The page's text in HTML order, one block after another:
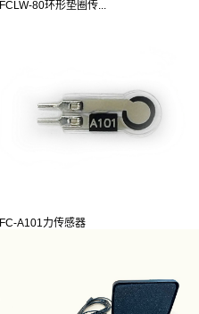
FCLW-80环形垫圈传...
FC-A101力传感器